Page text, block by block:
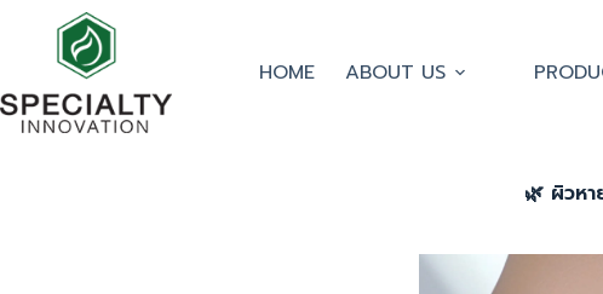
HOME ABOUT US
🌿 ผิวห